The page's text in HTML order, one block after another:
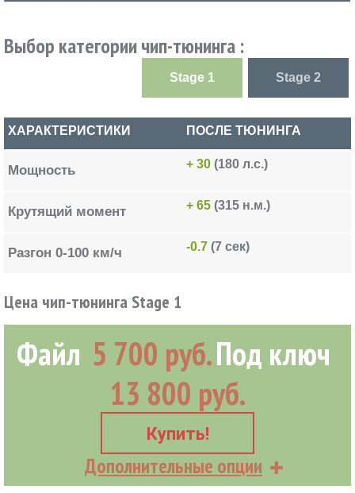
Выбор категории чип-тюнинга :
Stage 1 Stage 2
ХАРАКТЕРИСТИКИ ПОСЛЕ ТЮНИНГА
Мощность + 30 (180 л.с.)
Крутящий момент + 65 (315 н.м.)
Разгон 0-100 км/ч -0.7 (7 сек)
Цена чип-тюнинга Stage 1
Файл 5 700 руб.Под ключ
13 800 руб.
Купить!
Дополнительные опции